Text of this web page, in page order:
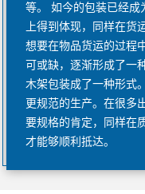
等。 如今的包装已经成
上得到体现，同样在货
想要在物品货运的过程
可或缺，逐渐形成了一
木架包装成了一种形式
更规范的生产。在很多
要规格的肯定，同样在
才能够顺利抵达。